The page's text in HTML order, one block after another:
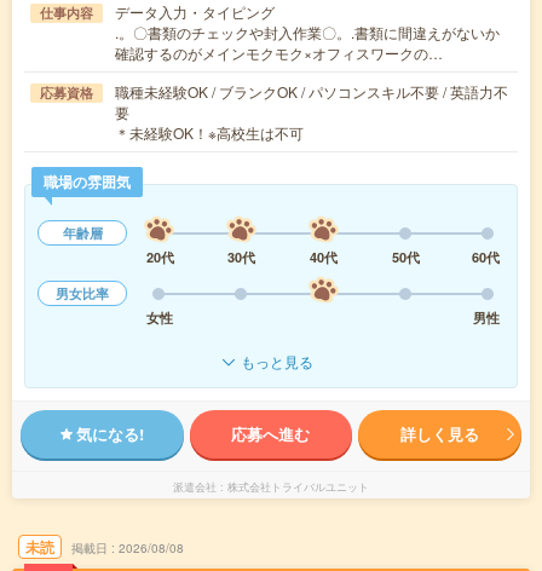
仕事内容
データ入力・タイピング
.。〇書類のチェックや封入作業〇。.書類に間違えがないか
確認するのがメインモクモク×オフィスワークの…
応募資格
職種未経験OK / ブランクOK / パソコンスキル不要 / 英語力不
要
＊未経験OK！※高校生は不可
職場の雰囲気
年齢層
20代
30代 40代 50代
60代
男女比率
女性
男性
もっと見る
気になる! 応募へ進む 詳しく見る
派遣会社 株式会社トライバルユニット
未読 掲載日 2026/08/08